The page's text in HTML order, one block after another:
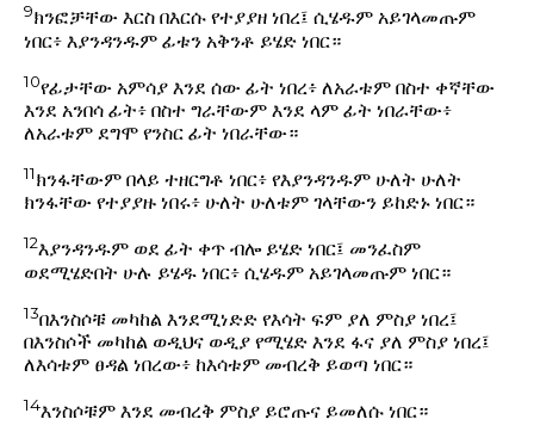
9ክንፎቻቸው እርስ በእርሱ የተያያዘ ነበረ፤ ሲሄዱም አይገላመጡም
ነበር፥ እያንዳንዱም ፊቱን አቅንቶ ይሄድ ነበር።
10የፊታቸው አምሳያ እንደ ሰው ፊት ነበረ፥ ለአራቱም በስተ ቀኛቸው
እንደ አንበሳ ፊት፥ በስተ ግራቸውም እንደ ላም ፊት ነበራቸው፥
ለአራቱም ደግሞ የንስር ፊት ነበራቸው።
11ክንፋቸውም በላይ ተዘርግቶ ነበር፥ የእያንዳንዱም ሁለት ሁለት
ክንፋቸው የተያያዙ ነበሩ፥ ሁለት ሁለቱም ገላቸውን ይከድኑ ነበር።
12እያንዳንዱም ወደ ፊት ቀጥ ብሎ ይሄድ ነበር፤ መንፈስም
ወደሚሄድበት ሁሉ ይሄዱ ነበር፥ ሲሄዱም አይገላመጡም ነበር።
13በእንስሶቹ መካከል እንደሚነድድ የእሳት ፍም ያለ ምስያ ነበረ፤
በእንስሶች መካከል ወዲህና ወዲያ የሚሄድ እንደ ፋና ያለ ምስያ ነበረ፤
ለእሳቱም ፀዳል ነበረው፥ ከእሳቱም መብረቅ ይወጣ ነበር።
14እንስሶቹም እንደ መብረቅ ምስያ ይሮጡና ይመለሱ ነበር።